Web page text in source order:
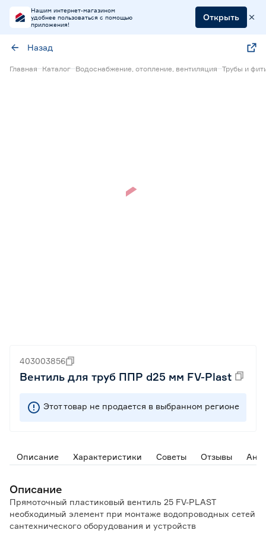
Нашим интернет-магазином
удобнее пользоваться с помощью
приложения!
Открыть
Назад
Главная Каталог Водоснабжение, отопление, вентиляция Трубы и
403003856
Вентиль для труб ППР d25 мм FV-Plast
Этот товар не продается в выбранном регионе
Описание Характеристики Советы Отзывы
Описание
Прямоточный пластиковый вентиль 25 FV-PLAST
необходимый элемент при монтаже водопроводных сетей
сантехнического оборудования и устройств